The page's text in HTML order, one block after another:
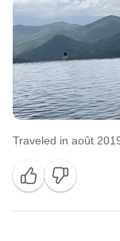
Traveled in août